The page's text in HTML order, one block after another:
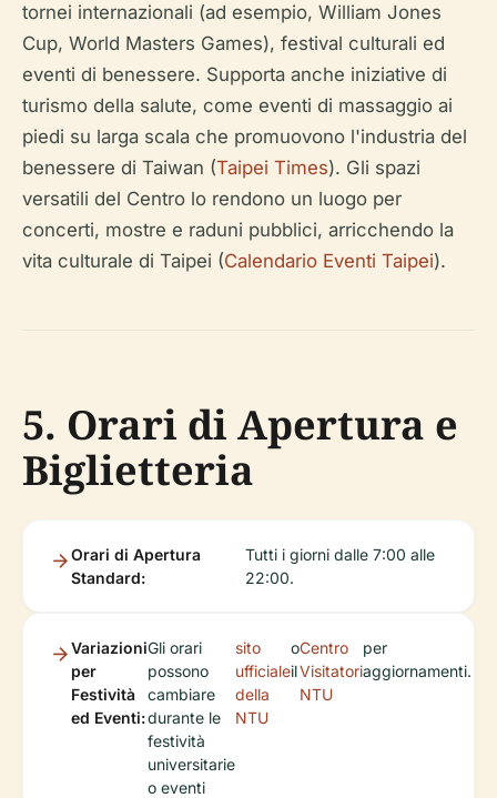
tornei internazionali (ad esempio, William Jones
Cup, World Masters Games), festival culturali ed
eventi di benessere. Supporta anche iniziative di
turismo della salute, come eventi di massaggio ai
piedi su larga scala che promuovono l'industria del
benessere di Taiwan (Taipei Times). Gli spazi
versatili del Centro lo rendono un luogo per
concerti, mostre e raduni pubblici, arricchendo la
vita culturale di Taipei (Calendario Eventi Taipei).
5. Orari di Apertura e
Biglietteria
Orari di Apertura
Standard:
Tutti i giorni dalle 7:00 alle
22:00.
Variazioni
per
Festività
ed Eventi:
Gli orari
possono
cambiare
durante le
festività
universitarie
o eventi
sito
ufficiale
della
NTU
o
il
Centro
Visitatori
NTU
per
aggiornamenti.